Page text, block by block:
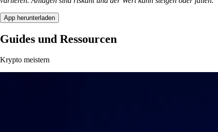
App herunterladen
Guides und Ressourcen
Krypto meistern